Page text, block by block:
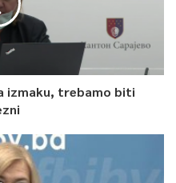
izmaku, trebamo biti